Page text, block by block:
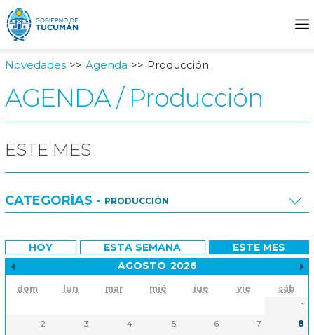
Novedades Agenda Producción
AGENDA / Producción
ESTE MES
CATEGORÍAS - PRODUCCIÓN
Planeamiento
Interior
HOY ESTA SEMANA
ESTE MES
AGOSTO 2026
dom lun mar mié jue vie
sáb
1
2
3 4 5 6 7
8